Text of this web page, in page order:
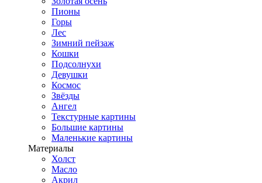
Пионы
Горы
Лес
Зимний пейзаж
Кошки
Подсолнухи
Девушки
Космос
Звёзды
Ангел
Текстурные картины
Большие картины
Маленькие картины
Материалы
Холст
Масло
Акрил